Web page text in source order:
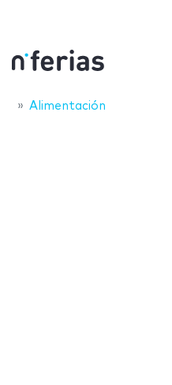
Alimentación